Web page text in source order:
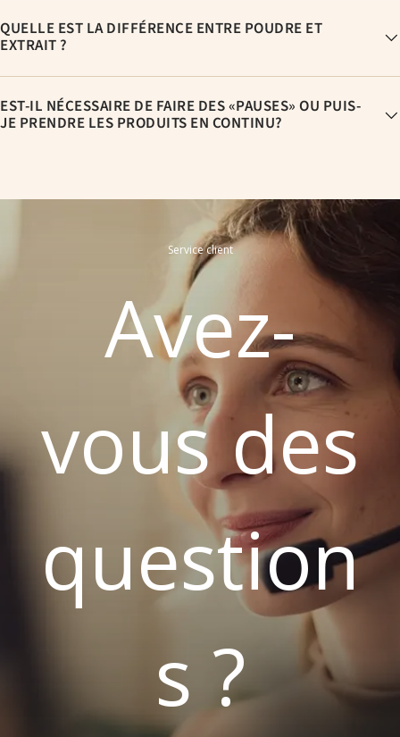
QUELLE EST LA DIFFÉRENCE ENTRE POUDRE ET
EXTRAIT ?
EST-IL NÉCESSAIRE DE FAIRE DES «PAUSES» OU PUIS-
JE PRENDRE LES PRODUITS EN CONTINU?
Service client
Avez-
vous des
question
s ?